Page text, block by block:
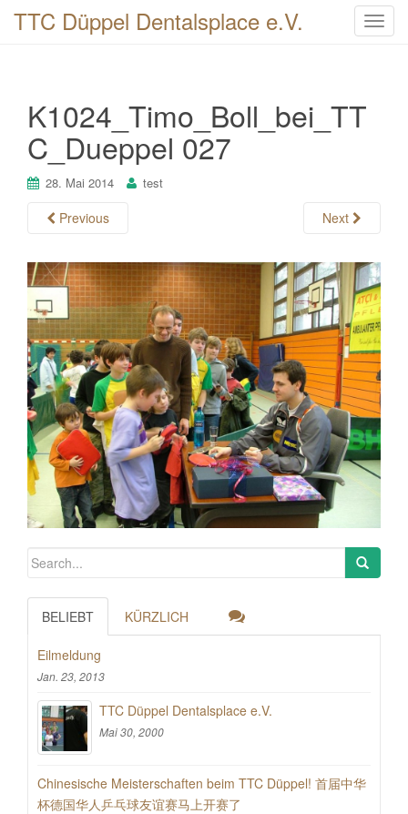
T
t
i
o
n
TTC Düppel Dentalsplace e.V.
K1024_Timo_Boll_bei_TT
C_Dueppel 027
28. Mai 2014 test
Previous Next
BELIEBT KÜRZLICH
Eilmeldung
Jan. 23, 2013
TTC Düppel Dentalsplace e.V.
Mai 30, 2000
Chinesische Meisterschaften beim TTC Düppel! 首届中华
杯德国华人乒乓球友谊赛马上开赛了